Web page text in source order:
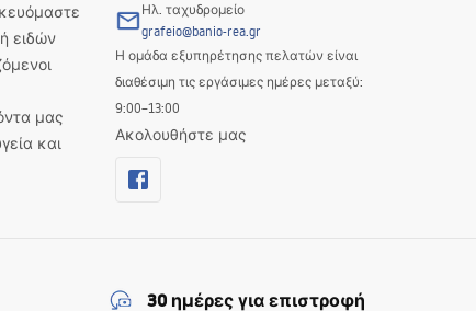
ειδών
μας
και
Ηλ. ταχυδρομείο
grafeio@banio-rea.gr
Η ομάδα εξυπηρέτησης πελατών είναι
διαθέσιμη τις εργάσιμες ημέρες μεταξύ:
9:00–13:00
Ακολουθήστε μας
30 ημέρες για επιστροφή